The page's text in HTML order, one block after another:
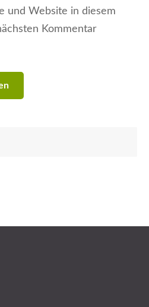
und Website in diesem
Kommentar